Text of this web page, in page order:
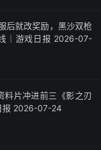
后就改奖励，黑沙双枪
｜游戏日报 2026-07-
料片冲进前三《影之刃
报 2026-07-24